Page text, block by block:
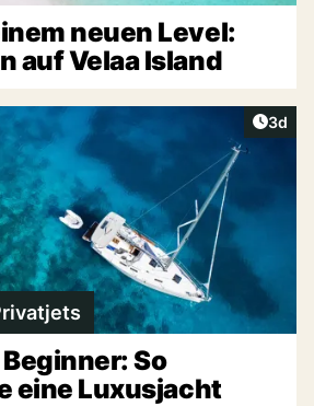
neuen Level:
auf Velaa Island
3d
So
eine Luxusjacht